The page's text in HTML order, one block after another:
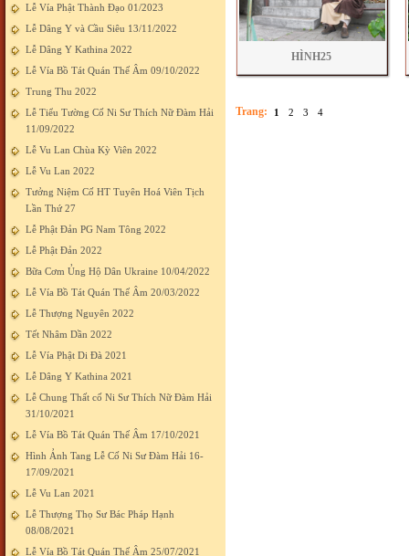
Lễ Vía Phật Thành Đạo 01/2023
Lễ Dâng Y và Cầu Siêu 13/11/2022
Lễ Dâng Y Kathina 2022
Lễ Vía Bồ Tát Quán Thế Âm 09/10/2022
Trung Thu 2022
Lễ Tiểu Tường Cố Ni Sư Thích Nữ Đàm Hải
11/09/2022
Lễ Vu Lan Chùa Kỳ Viên 2022
Lễ Vu Lan 2022
Tưởng Niệm Cố HT Tuyên Hoá Viên Tịch
Lần Thứ 27
Lễ Phật Đản PG Nam Tông 2022
Lễ Phật Đản 2022
Bữa Cơm Ủng Hộ Dân Ukraine 10/04/2022
Lễ Vía Bồ Tát Quán Thế Âm 20/03/2022
Lễ Thượng Nguyên 2022
Tết Nhâm Dần 2022
Lễ Vía Phật Di Đà 2021
Lễ Dâng Y Kathina 2021
Lễ Chung Thất cố Ni Sư Thích Nữ Đàm Hải
31/10/2021
Lễ Vía Bồ Tát Quán Thế Âm 17/10/2021
Hình Ảnh Tang Lễ Cố Ni Sư Đàm Hải 16-
17/09/2021
Lễ Vu Lan 2021
Lễ Thượng Thọ Sư Bác Pháp Hạnh
08/08/2021
Lễ Vía Bồ Tát Quán Thế Âm 25/07/2021
HÌNH25
Trang: 1 2 3 4